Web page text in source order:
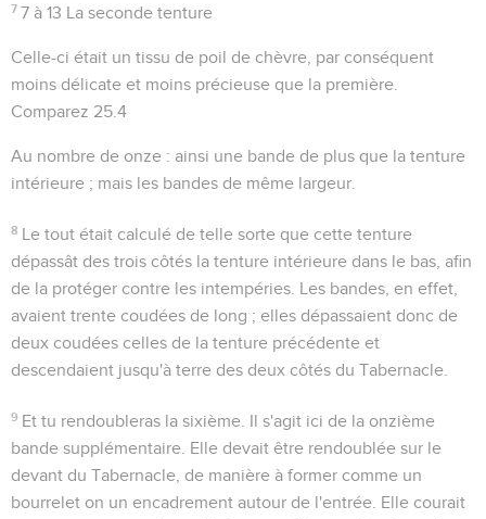
7 7 à 13 La seconde tenture
Celle-ci était un tissu de poil de chèvre, par conséquent
moins délicate et moins précieuse que la première.
Comparez 25.4
Au nombre de onze : ainsi une bande de plus que la tenture
intérieure ; mais les bandes de même largeur.
8 Le tout était calculé de telle sorte que cette tenture
dépassât des trois côtés la tenture intérieure dans le bas, afin
de la protéger contre les intempéries. Les bandes, en effet,
avaient trente coudées de long ; elles dépassaient donc de
deux coudées celles de la tenture précédente et
descendaient jusqu'à terre des deux côtés du Tabernacle.
9 Et tu rendoubleras la sixième . Il s'agit ici de la onzième
bande supplémentaire. Elle devait être rendoublée sur le
devant du Tabernacle, de manière à former comme un
bourrelet on un encadrement autour de l'entrée. Elle courait